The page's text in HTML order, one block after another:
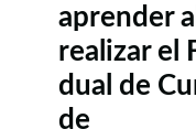
aprender al
realizar el
dual de
de